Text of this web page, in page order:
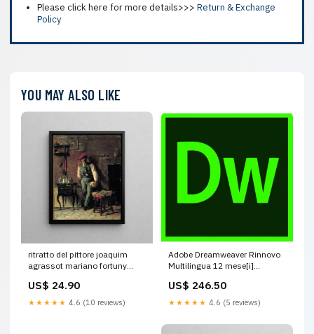
Please click here for more details>>> Return & Exchange
Policy
YOU MAY ALSO LIKE
ritratto del pittore joaquim
agrassot mariano fortuny
US$ 24.90
★★★★★ 4.6 (10 reviews)
Adobe Dreamweaver Rinnovo
Multilingua 12 mese[i]
COM - RNW OLD3YC 1U 1Y
L13) Laser-cartridge
US$ 246.50
★★★★★ 4.6 (5 reviews)